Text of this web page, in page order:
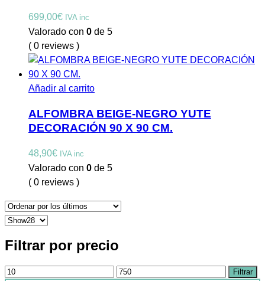
699,00€ IVA inc
Valorado con 0 de 5
( 0 reviews )
Añadir al carrito
ALFOMBRA BEIGE-NEGRO YUTE
DECORACIÓN 90 X 90 CM.
48,90€ IVA inc
Valorado con 0 de 5
( 0 reviews )
Filtrar por precio
Precio
Precio
Filtrar